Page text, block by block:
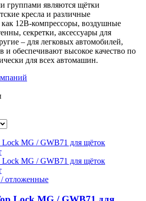
группами являются щётки
кресла и различные
как 12В-компрессоры, воздушные
секретки, аксессуары для
– для легковых автомобилей,
и обеспечивают высокое качество по
для всех автомашин.
/ отложенные